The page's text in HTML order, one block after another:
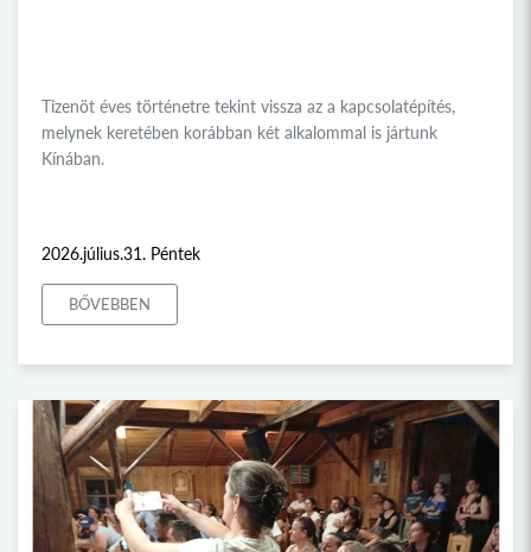
Tizenöt éves történetre tekint vissza az a kapcsolatépítés,
melynek keretében korábban két alkalommal is jártunk
Kínában.
2026.július.31. Péntek
BŐVEBBEN